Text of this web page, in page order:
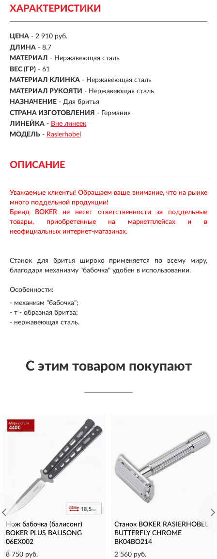
ХАРАКТЕРИСТИКИ
ЦЕНА - 2 910 руб.
ДЛИНА - 8.7
МАТЕРИАЛ - Нержавеющая сталь
ВЕС (ГР) - 61
МАТЕРИАЛ КЛИНКА - Нержавеющая сталь
МАТЕРИАЛ РУКОЯТИ - Нержавеющая сталь
НАЗНАЧЕНИЕ - Для бритья
СТРАНА ИЗГОТОВЛЕНИЯ - Германия
ЛИНЕЙКА - Вне линеек
МОДЕЛЬ - Rasierhobel
ОПИСАНИЕ
Уважаемые клиенты! Обращаем ваше внимание, что на рынке
много поддельной продукции!
Бренд BOKER не несет ответственности за поддельные
товары, приобретенные на маркетплейсах и в
неофициальных интернет-магазинах.
Станок для бритья широко применяется по всему миру,
благодаря механизму "бабочка" удобен в использовании.
Особенности:
- механизм "бабочка";
- т - образная бритва;
- нержавеющая сталь.
С этим товаром покупают
Нож бабочка (балисонг)
BOKER PLUS BALISONG
06EX002
8 750 руб.
Станок BOKER RASIERHOBEL
BUTTERFLY CHROME
BK04BO214
2 560 руб.